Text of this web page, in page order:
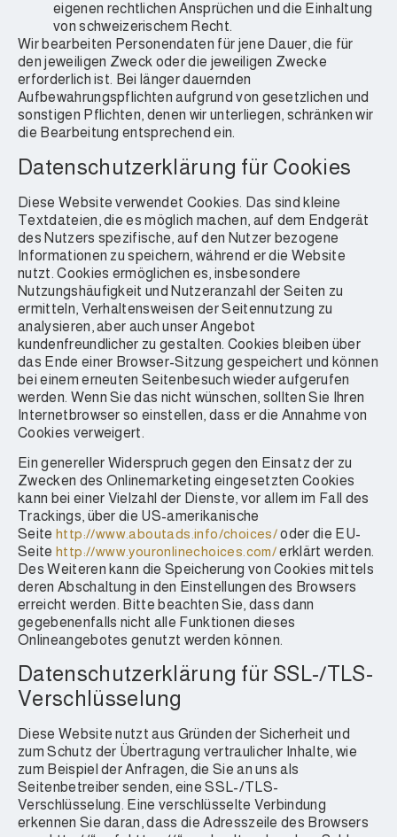
eigenen rechtlichen Ansprüchen und die Einhaltung
von schweizerischem Recht.
Wir bearbeiten Personendaten für jene Dauer, die für
den jeweiligen Zweck oder die jeweiligen Zwecke
erforderlich ist. Bei länger dauernden
Aufbewahrungspflichten aufgrund von gesetzlichen und
sonstigen Pflichten, denen wir unterliegen, schränken wir
die Bearbeitung entsprechend ein.
Datenschutzerklärung für Cookies
Diese Website verwendet Cookies. Das sind kleine
Textdateien, die es möglich machen, auf dem Endgerät
des Nutzers spezifische, auf den Nutzer bezogene
Informationen zu speichern, während er die Website
nutzt. Cookies ermöglichen es, insbesondere
Nutzungshäufigkeit und Nutzeranzahl der Seiten zu
ermitteln, Verhaltensweisen der Seitennutzung zu
analysieren, aber auch unser Angebot
kundenfreundlicher zu gestalten. Cookies bleiben über
das Ende einer Browser-Sitzung gespeichert und können
bei einem erneuten Seitenbesuch wieder aufgerufen
werden. Wenn Sie das nicht wünschen, sollten Sie Ihren
Internetbrowser so einstellen, dass er die Annahme von
Cookies verweigert.
Ein genereller Widerspruch gegen den Einsatz der zu
Zwecken des Onlinemarketing eingesetzten Cookies
kann bei einer Vielzahl der Dienste, vor allem im Fall des
Trackings, über die US-amerikanische
Seite http://www.aboutads.info/choices/oder die EU-
Seite http://www.youronlinechoices.com/erklärt werden.
Des Weiteren kann die Speicherung von Cookies mittels
deren Abschaltung in den Einstellungen des Browsers
erreicht werden. Bitte beachten Sie, dass dann
gegebenenfalls nicht alle Funktionen dieses
Onlineangebotes genutzt werden können.
Datenschutzerklärung für SSL-/TLS-
Verschlüsselung
Diese Website nutzt aus Gründen der Sicherheit und
zum Schutz der Übertragung vertraulicher Inhalte, wie
zum Beispiel der Anfragen, die Sie an uns als
Seitenbetreiber senden, eine SSL-/TLS-
Verschlüsselung. Eine verschlüsselte Verbindung
erkennen Sie daran, dass die Adresszeile des Browsers